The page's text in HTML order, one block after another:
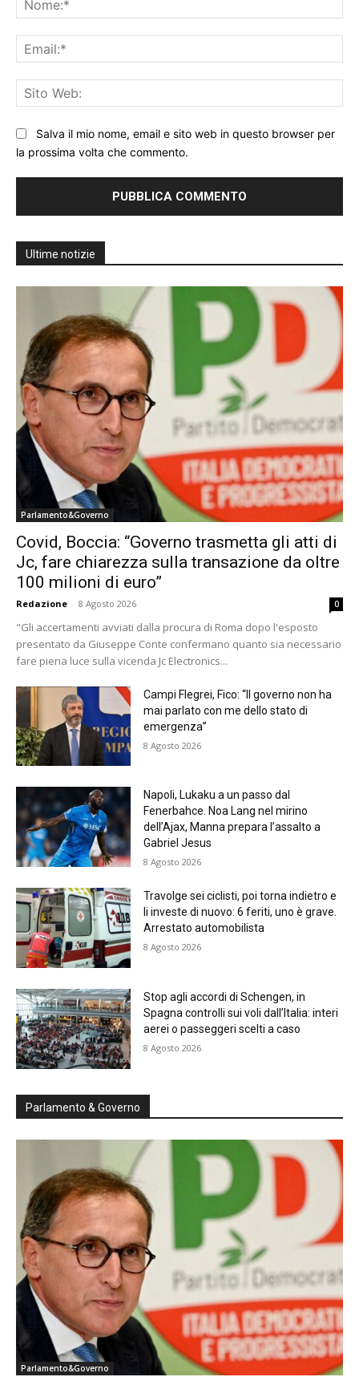
Salva il mio nome, email e sito web in questo browser per
la prossima volta che commento.
Ultime notizie
Parlamento&Governo
Covid, Boccia: “Governo trasmetta gli atti di
Jc, fare chiarezza sulla transazione da oltre
100 milioni di euro”
Redazione - 8 Agosto 2026 0
"Gli accertamenti avviati dalla procura di Roma dopo l'esposto
presentato da Giuseppe Conte confermano quanto sia necessario
fare piena luce sulla vicenda Jc Electronics...
Campi Flegrei, Fico: “Il governo non ha
mai parlato con me dello stato di
emergenza”
8 Agosto 2026
Napoli, Lukaku a un passo dal
Fenerbahce. Noa Lang nel mirino
dell’Ajax, Manna prepara l’assalto a
Gabriel Jesus
8 Agosto 2026
Travolge sei ciclisti, poi torna indietro e
li investe di nuovo: 6 feriti, uno è grave.
Arrestato automobilista
8 Agosto 2026
Stop agli accordi di Schengen, in
Spagna controlli sui voli dall’Italia: interi
aerei o passeggeri scelti a caso
8 Agosto 2026
Parlamento & Governo
Parlamento&Governo